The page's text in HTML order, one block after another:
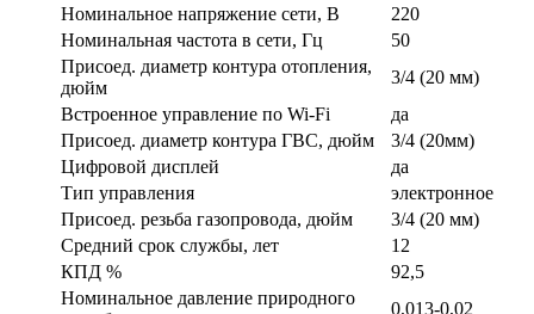
Номинальное напряжение сети, В
220
Номинальная частота в сети, Гц
50
Присоед. диаметр контура отопления,
дюйм
3/4 (20 мм)
Встроенное управление по Wi-Fi
да
Присоед. диаметр контура ГВС, дюйм
3/4 (20мм)
Цифровой дисплей
да
Тип управления
электронное
Присоед. резьба газопровода, дюйм
3/4 (20 мм)
Средний срок службы, лет
12
КПД %
92,5
Номинальное давление природного
0,013-0,02